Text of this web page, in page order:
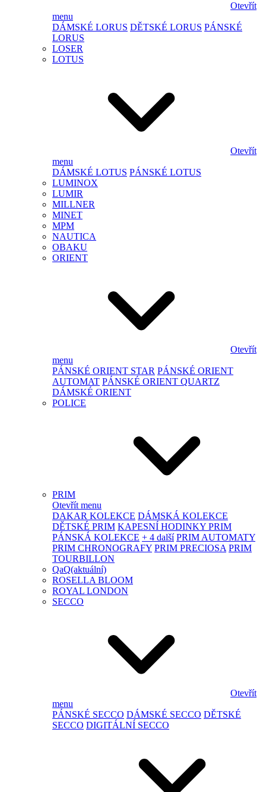
Otevřít
menu
DÁMSKÉ LORUS DĚTSKÉ LORUS PÁNSKÉ
LORUS
LOSER
LOTUS
Otevřít
menu
DÁMSKÉ LOTUS PÁNSKÉ LOTUS
LUMINOX
LUMIR
MILLNER
MINET
MPM
NAUTICA
OBAKU
ORIENT
Otevřít
menu
PÁNSKÉ ORIENT STAR PÁNSKÉ ORIENT
AUTOMAT PÁNSKÉ ORIENT QUARTZ
DÁMSKÉ ORIENT
POLICE
PRIM
Otevřít menu
DAKAR KOLEKCE DÁMSKÁ KOLEKCE
DĚTSKÉ PRIM KAPESNÍ HODINKY PRIM
PÁNSKÁ KOLEKCE + 4 další PRIM AUTOMATY
PRIM CHRONOGRAFY PRIM PRECIOSA PRIM
TOURBILLON
QaQ(aktuální)
ROSELLA BLOOM
ROYAL LONDON
SECCO
Otevřít
menu
PÁNSKÉ SECCO DÁMSKÉ SECCO DĚTSKÉ
SECCO DIGITÁLNÍ SECCO